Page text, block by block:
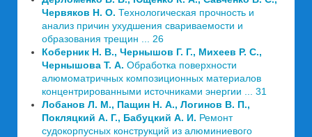
Червяков Н. О. Технологическая прочность и
анализ причин ухудшения свариваемости и
образования трещин ... 26
Коберник Н. В., Чернышов Г. Г., Михеев Р. С.,
Чернышова Т. А. Обработка поверхности
алюмоматричных композиционных материалов
концентрированными источниками энергии ... 31
Лобанов Л. М., Пащин Н. А., Логинов В. П.,
Покляцкий А. Г., Бабуцкий А. И. Ремонт
судокорпусных конструкций из алюминиевого